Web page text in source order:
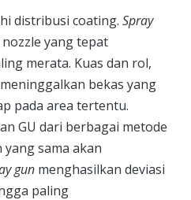
distribusi coating. Spray
yang tepat
merata. Kuas dan rol,
bekas yang
pada area tertentu.
GU dari berbagai metode
sama akan
gun menghasilkan deviasi
paling